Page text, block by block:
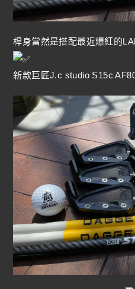
桿身當然是搭配最近爆紅的
新款巨匠J.c studio S15c